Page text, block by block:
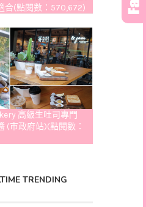
合(點閱數：570,672)
高級生吐司專門
(市政府站)(點閱數：
TRENDING